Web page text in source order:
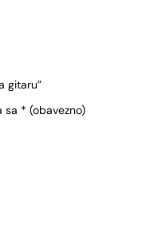
gitaru”
sa * (obavezno)